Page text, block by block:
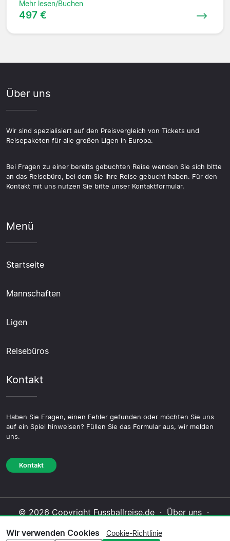
Mehr lesen/Buchen
497 €
Über uns
Wir sind spezialisiert auf den Preisvergleich von Tickets und
Reisepaketen für alle großen Ligen in Europa.
Bei Fragen zu einer bereits gebuchten Reise wenden Sie sich bitte
an das Reisebüro, bei dem Sie Ihre Reise gebucht haben. Für den
Kontakt mit uns nutzen Sie bitte unser Kontaktformular.
Menü
Startseite
Mannschaften
Ligen
Reisebüros
Kontakt
Haben Sie Fragen, einen Fehler gefunden oder möchten Sie uns
auf ein Spiel hinweisen? Füllen Sie das Formular aus, wir melden
uns.
Kontakt
© 2026 Copyright Fussballreise.de · Über uns ·
Cookie-Richtlinie·Redaktionelle Richtlinie
Wir verwenden Cookies Cookie-Richtlinie